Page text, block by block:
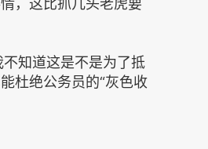
，这比抓几头老虎要
知道这是不是为了抵
杜绝公务员的“灰色收